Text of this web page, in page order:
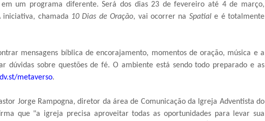
um programa diferente. Será dos dias 23 de fevereiro até 4 de março,
chamada 10 Dias de Oração, vai ocorrer na Spatiale é totalmente
mensagens bíblica de encorajamento, momentos de oração, música e a
dúvidas sobre questões de fé. O ambiente está sendo todo preparado e as
metaverso.
Jorge Rampogna, diretor da área de Comunicação da Igreja Adventista do
que "a igreja precisa aproveitar todas as oportunidades para levar sua